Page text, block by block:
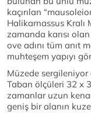
kaçırılan
Halikarnassus Kralı
zamanda karısı
ove adını tüm anıt
muhteşem yapıyı
Müzede
Taban ölçüleri 32 x
zamanlar uzun
geniş bir alanın